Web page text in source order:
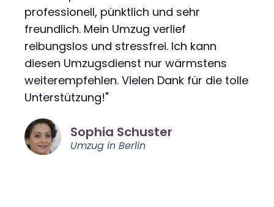
professionell, pünktlich und sehr
freundlich. Mein Umzug verlief
reibungslos und stressfrei. Ich kann
diesen Umzugsdienst nur wärmstens
weiterempfehlen. Vielen Dank für die tolle
Unterstützung!"
Sophia Schuster
Umzug in Berlin